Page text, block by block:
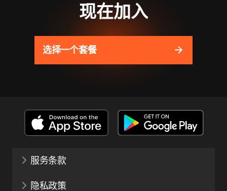
现在加入
选择一个套餐
服务条款
隐私政策